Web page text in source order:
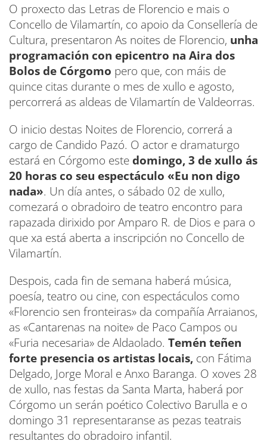
O proxecto das Letras de Florencio e mais o
Concello de Vilamartín, co apoio da Consellería de
Cultura, presentaron As noites de Florencio, unha
programación con epicentro na Aira dos
Bolos de Córgomo pero que, con máis de
quince citas durante o mes de xullo e agosto,
percorrerá as aldeas de Vilamartín de Valdeorras.
O inicio destas Noites de Florencio, correrá a
cargo de Candido Pazó. O actor e dramaturgo
estará en Córgomo este domingo, 3 de xullo ás
20 horas co seu espectáculo «Eu non digo
nada». Un día antes, o sábado 02 de xullo,
comezará o obradoiro de teatro encontro para
rapazada dirixido por Amparo R. de Dios e para o
que xa está aberta a inscripción no Concello de
Vilamartín.
Despois, cada fin de semana haberá música,
poesía, teatro ou cine, con espectáculos como
«Florencio sen fronteiras» da compañía Arraianos,
as «Cantarenas na noite» de Paco Campos ou
«Furia necesaria» de Aldaolado. Temén teñen
forte presencia os artistas locais, con Fátima
Delgado, Jorge Moral e Anxo Baranga. O xoves 28
de xullo, nas festas da Santa Marta, haberá por
Córgomo un serán poético Colectivo Barulla e o
domingo 31 representaranse as pezas teatrais
resultantes do obradoiro infantil.